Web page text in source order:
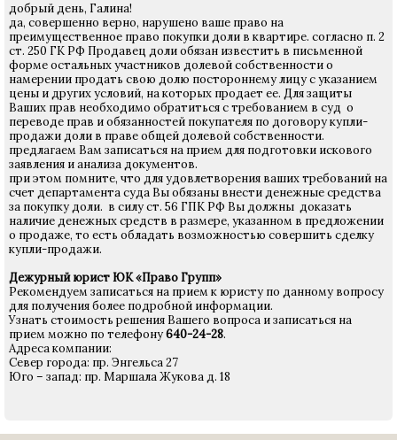
добрый день, Галина!
да, совершенно верно, нарушено ваше право на
преимущественное право покупки доли в квартире. согласно п. 2
ст. 250 ГК РФ Продавец доли обязан известить в письменной
форме остальных участников долевой собственности о
намерении продать свою долю постороннему лицу с указанием
цены и других условий, на которых продает ее. Для защиты
Ваших прав необходимо обратиться с требованием в суд о
переводе прав и обязанностей покупателя по договору купли-
продажи доли в праве общей долевой собственности.
предлагаем Вам записаться на прием для подготовки искового
заявления и анализа документов.
при этом помните, что для удовлетворения ваших требований на
счет департамента суда Вы обязаны внести денежные средства
за покупку доли. в силу ст. 56 ГПК РФ Вы должны доказать
наличие денежных средств в размере, указанном в предложении
о продаже, то есть обладать возможностью совершить сделку
купли-продажи.
Дежурный юрист ЮК «Право Групп»
Рекомендуем записаться на прием к юристу по данному вопросу
для получения более подробной информации.
Узнать стоимость решения Вашего вопроса и записаться на
прием можно по телефону640-24-28.
Адреса компании:
Север города: пр. Энгельса 27
Юго – запад: пр. Маршала Жукова д. 18